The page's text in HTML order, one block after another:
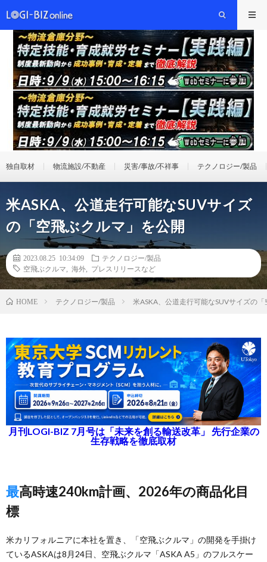
独自取材 物流施設/不動産 災害/事故/不祥事 テクノロジー/製品
米ASKA、公道走行可能なSUVサイズ
の「空飛ぶクルマ」を公開
2023.08.25 10:34:09
テクノロジー/製品
空飛ぶクルマ
海外 プレスリリースなど
HOME テクノロジー/製品 米ASKA、公道走行可能なSUVサイズの
月刊LOGI-BIZ 7月号は「未来を創る輸送改革」 先行企業の
生存戦略を徹底取材
最高時速240km計画、2026年の商品化目
標
米カリフォルニアに本社を置き、「空飛ぶクルマ」の開発を手掛け
ているASKAは8月24日、空飛ぶクルマ「ASKA A5」のフルスケー